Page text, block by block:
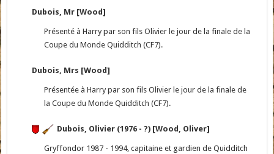
Dubois, Mr [Wood]
Présenté à Harry par son fils Olivier le jour de la finale de la
Coupe du Monde Quidditch (CF7).
Dubois, Mrs [Wood]
Présentée à Harry par son fils Olivier le jour de la finale de
la Coupe du Monde Quidditch (CF7).
Dubois, Olivier (1976 - ?) [Wood, Oliver]
Gryffondor 1987 - 1994, capitaine et gardien de Quidditch